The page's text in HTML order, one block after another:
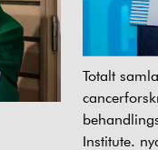
Totalt
Institute.